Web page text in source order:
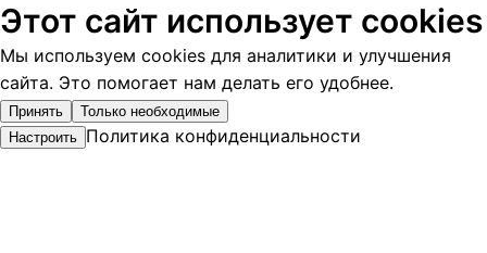
Этот сайт использует cookies
Мы используем cookies для аналитики и улучшения
сайта. Это помогает нам делать его удобнее.
Принять
Только необходимые
Настроить Политика конфиденциальности